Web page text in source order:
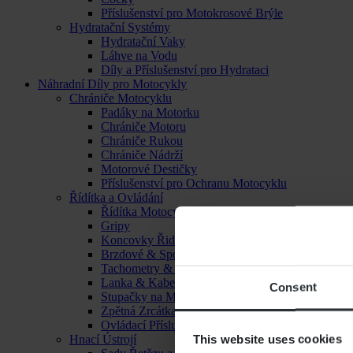
Consent
This website uses cookies
Příslušenství pro Motokrosové Brýle
Hydratační Systémy
Hydratační Vaky
Láhve na Vodu
Díly a Příslušenství pro Hydrataci
Náhradní Díly pro Motocykly
Chrániče Motocyklu
Padáky na Motorku
Chrániče Motoru
Chrániče Rukou
Chrániče Nádrží
Motorové Destičky
Příslušenství pro Ochranu Motocyklu
Řídítka a Ovládání
Řídítka Motocyklu
Gripy
Koncovky Řidítek
Brzdové & Spojkové Páčky
Tachometry & Hodiny
Lanka & Kabely
Stupačky na Motorku
Zpětná Zrcátka
Ovládací Příslušenství
Hnací Ústrojí